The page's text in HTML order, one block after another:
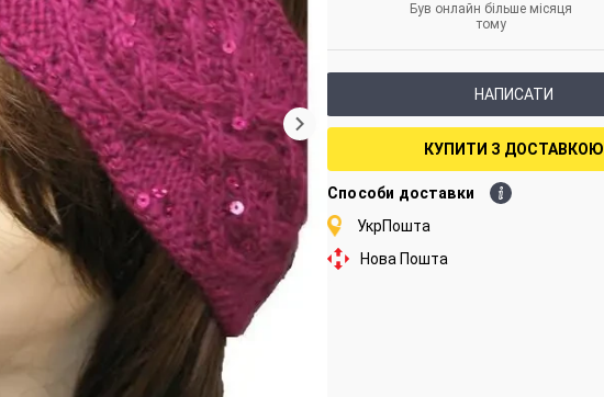
Був онлайн більше місяця
тому
НАПИСАТИ
КУПИТИ З ДОСТАВКОЮ
Способи доставки
УкрПошта
Нова Пошта